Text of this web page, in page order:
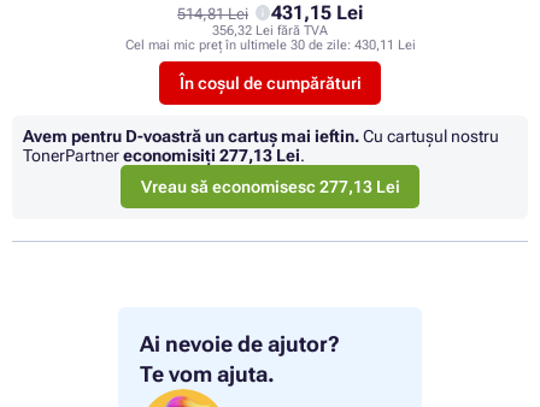
Ai nevoie de ajutor?
Te vom ajuta.
514,81 Lei 431,15 Lei
356,32 Lei fără TVA
Cel mai mic preț în ultimele 30 de zile: 430,11 Lei
În coșul de cumpărături
Avem pentru D-voastră un cartuș mai ieftin.Cu cartuşul nostru
TonerPartnereconomisiţi 277,13 Lei.
Vreau să economisesc 277,13 Lei